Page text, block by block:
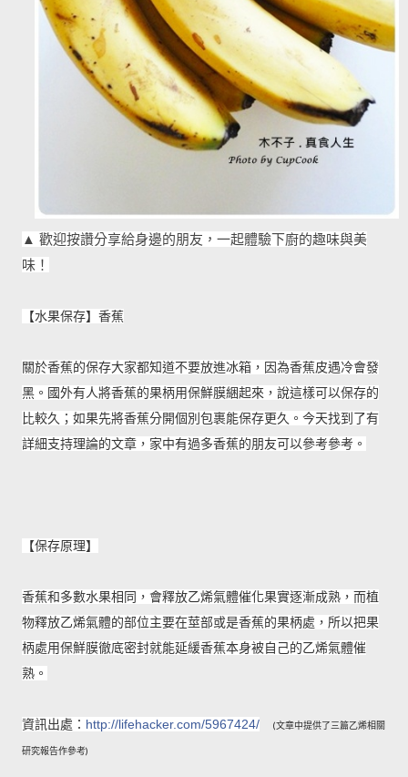
▲ 歡迎按讚分享給身邊的朋友，一起體驗下廚的趣味與美
味！
【水果保存】香蕉
關於香蕉的保存大家都知道不要放進冰箱，因為香蕉皮遇冷會發
黑。國外有人將香蕉的果柄用保鮮膜綑起來， 說這樣可以保存的
比較久；如果先將香蕉分開個別包裹能保存更久。今天找到了有
詳細支持理論的文章，家中有過多香蕉的朋友可以參考參考。
【保存原理】
香蕉和多數水果相同，會釋放乙烯氣體催化果實逐漸成熟，而植
物釋放乙烯氣體的部位主要在莖部或是香蕉的果柄處，所以把果
柄處用保鮮膜徹底密封就能延緩香蕉本身被自己的乙烯氣體催
熟。
資訊出處： http://lifehacker.com/5967424/ (文章中提供了三篇乙烯相關
研究報告作參考)